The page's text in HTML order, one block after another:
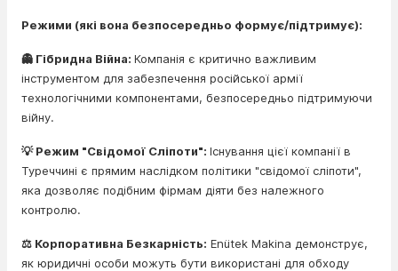
Режими (які вона безпосередньо формує/підтримує):
👻 Гібридна Війна: Компанія є критично важливим
інструментом для забезпечення російської армії
технологічними компонентами, безпосередньо підтримуючи
війну.
💡 Режим "Свідомої Сліпоти": Існування цієї компанії в
Туреччині є прямим наслідком політики "свідомої сліпоти",
яка дозволяє подібним фірмам діяти без належного
контролю.
⚖️ Корпоративна Безкарність: Enütek Makina демонструє,
як юридичні особи можуть бути використані для обходу